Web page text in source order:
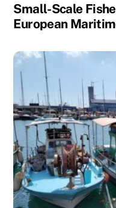
Small-Scale
European